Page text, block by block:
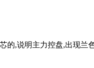
的,说明主力控盘,出现兰